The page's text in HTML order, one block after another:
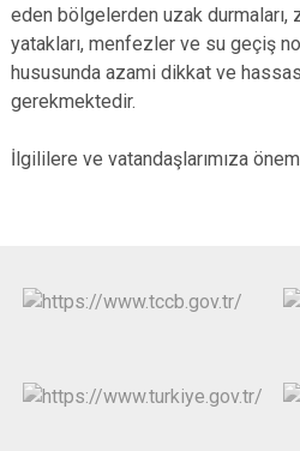
eden bölgelerden uzak durmaları,
yatakları, menfezler ve su geçiş
hususunda azami dikkat ve
gerekmektedir.
İlgililere ve vatandaşlarımıza